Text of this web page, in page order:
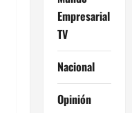
Empresarial
TV
Nacional
Opinión